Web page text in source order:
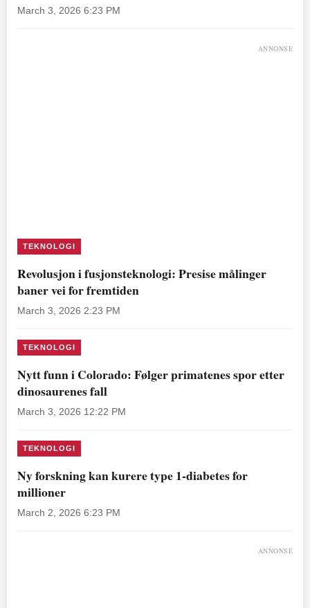
March 3, 2026 6:23 PM
ANNONSE
TEKNOLOGI
Revolusjon i fusjonsteknologi: Presise målinger
baner vei for fremtiden
March 3, 2026 2:23 PM
TEKNOLOGI
Nytt funn i Colorado: Følger primatenes spor etter
dinosaurenes fall
March 3, 2026 12:22 PM
TEKNOLOGI
Ny forskning kan kurere type 1-diabetes for
millioner
March 2, 2026 6:23 PM
ANNONSE